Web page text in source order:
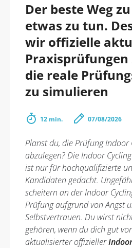
Der beste Weg
etwas zu tun.
wir offizielle
Praxisprüfungen
die reale
zu simulieren
12 min. 07/08/2026
Planst du, die Prüfung Indoor
abzulegen? Die Indoor
ist nur für hochqualifizierte
Kandidaten gedacht.
scheitern an der Indoor
Prüfung aufgrund von Angst
Selbstvertrauen. Du wirst
gehören, wenn du dich gut
aktualisierter offizieller